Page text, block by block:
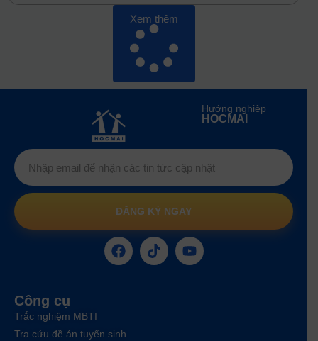
Xem thêm
Hướng nghiệp
HOCMAI
ĐĂNG KÝ NGAY
Công cụ
Trắc nghiệm MBTI
Tra cứu đề án tuyển sinh